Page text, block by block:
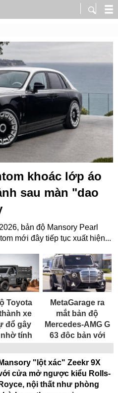
khoác lớp áo
sau màn "dao
bản độ Mansory Pearl
mới đây tiếp tục xuất hiện...
Toyota
xe
đổ gây
tính
MetaGarage ra
mắt bản độ
Mercedes-AMG G
63 độc bản với
tản nhiệt cổ điển
thập niên 1950
Mansory "lột xác" Zeekr 9X
cửa mở ngược kiểu Rolls-
Royce, nội thất như phòng